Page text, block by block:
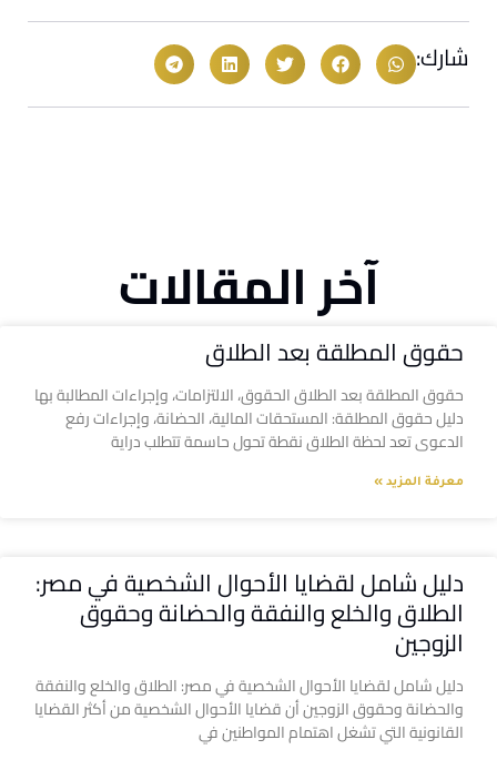
شارك:
آخر المقالات
حقوق المطلقة بعد الطلاق
حقوق المطلقة بعد الطلاق الحقوق، الالتزامات، وإجراءات المطالبة بها
دليل حقوق المطلقة: المستحقات المالية، الحضانة، وإجراءات رفع
الدعوى تعد لحظة الطلاق نقطة تحول حاسمة تتطلب دراية
معرفة المزيد »
دليل شامل لقضايا الأحوال الشخصية في مصر:
الطلاق والخلع والنفقة والحضانة وحقوق
الزوجين
دليل شامل لقضايا الأحوال الشخصية في مصر: الطلاق والخلع والنفقة
والحضانة وحقوق الزوجين أن قضايا الأحوال الشخصية من أكثر القضايا
القانونية التي تشغل اهتمام المواطنين في